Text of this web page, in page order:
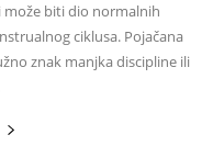
može biti dio normalnih
ciklusa. Pojačana
znak manjka discipline ili